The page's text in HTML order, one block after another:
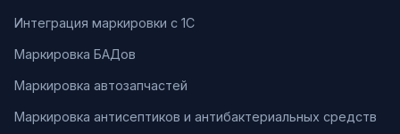
Интеграция маркировки с 1С
Маркировка БАДов
Маркировка автозапчастей
Маркировка антисептиков и антибактериальных средств